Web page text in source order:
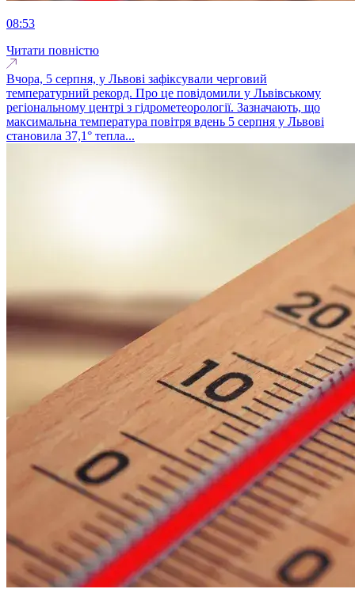
08:53
Читати повністю
Вчора, 5 серпня, у Львові зафіксували черговий
температурний рекорд. Про це повідомили у Львівському
регіональному центрі з гідрометеорології. Зазначають, що
максимальна температура повітря вдень 5 серпня у Львові
становила 37,1° тепла...